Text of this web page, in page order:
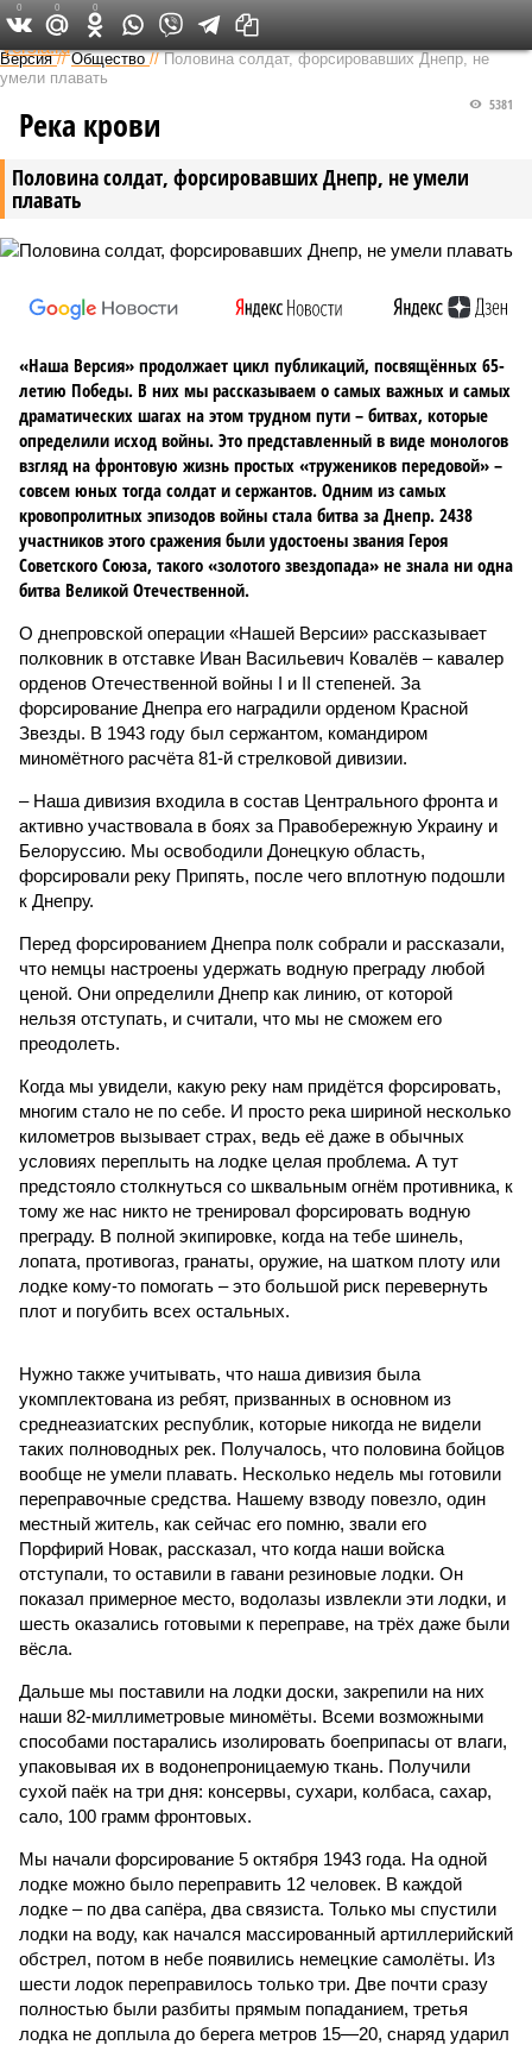
Федеральный выпуск
Версия //Общество //Половина солдат, форсировавших Днепр, не
умели плавать
Половина солдат, форсировавших Днепр, не умели
плавать
5381
Река крови
«Наша Версия» продолжает цикл публикаций, посвящённых 65-
летию Победы. В них мы рассказываем о самых важных и самых
драматических шагах на этом трудном пути – битвах, которые
определили исход войны. Это представленный в виде монологов
взгляд на фронтовую жизнь простых «тружеников передовой» –
совсем юных тогда солдат и сержантов. Одним из самых
кровопролитных эпизодов войны стала битва за Днепр. 2438
участников этого сражения были удостоены звания Героя
Советского Союза, такого «золотого звездопада» не знала ни одна
битва Великой Отечественной.
О днепровской операции «Нашей Версии» рассказывает
полковник в отставке Иван Васильевич Ковалёв – кавалер
орденов Отечественной войны I и II степеней. За
форсирование Днепра его наградили орденом Красной
Звезды. В 1943 году был сержантом, командиром
миномётного расчёта 81-й стрелковой дивизии.
– Наша дивизия входила в состав Центрального фронта и
активно участвовала в боях за Правобережную Украину и
Белоруссию. Мы освободили Донецкую область,
форсировали реку Припять, после чего вплотную подошли
к Днепру.
Перед форсированием Днепра полк собрали и рассказали,
что немцы настроены удержать водную преграду любой
ценой. Они определили Днепр как линию, от которой
нельзя отступать, и считали, что мы не сможем его
преодолеть.
Когда мы увидели, какую реку нам придётся форсировать,
многим стало не по себе. И просто река шириной несколько
километров вызывает страх, ведь её даже в обычных
условиях переплыть на лодке целая проблема. А тут
предстояло столкнуться со шквальным огнём противника, к
тому же нас никто не тренировал форсировать водную
преграду. В полной экипировке, когда на тебе шинель,
лопата, противогаз, гранаты, оружие, на шатком плоту или
лодке кому-то помогать – это большой риск перевернуть
плот и погубить всех остальных.
Нужно также учитывать, что наша дивизия была
укомплектована из ребят, призванных в основном из
среднеазиатских республик, которые никогда не видели
таких полноводных рек. Получалось, что половина бойцов
вообще не умели плавать. Несколько недель мы готовили
переправочные средства. Нашему взводу повезло, один
местный житель, как сейчас его помню, звали его
Порфирий Новак, рассказал, что когда наши войска
отступали, то оставили в гавани резиновые лодки. Он
показал примерное место, водолазы извлекли эти лодки, и
шесть оказались готовыми к переправе, на трёх даже были
вёсла.
Дальше мы поставили на лодки доски, закрепили на них
наши 82-миллиметровые миномёты. Всеми возможными
способами постарались изолировать боеприпасы от влаги,
упаковывая их в водонепроницаемую ткань. Получили
сухой паёк на три дня: консервы, сухари, колбаса, сахар,
сало, 100 грамм фронтовых.
Мы начали форсирование 5 октября 1943 года. На одной
лодке можно было переправить 12 человек. В каждой
лодке – по два сапёра, два связиста. Только мы спустили
лодки на воду, как начался массированный артиллерийский
обстрел, потом в небе появились немецкие самолёты. Из
шести лодок переправилось только три. Две почти сразу
полностью были разбиты прямым попаданием, третья
лодка не доплыла до берега метров 15—20, снаряд ударил
0 0 0